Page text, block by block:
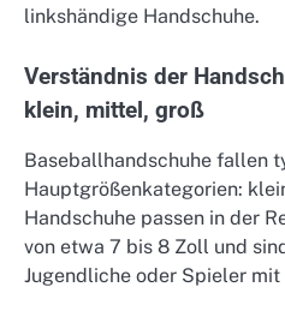
linkshändige Handschuhe.
Verständnis der
klein, mittel, groß
Baseballhandschuhe fallen
Hauptgrößenkategorien:
Handschuhe passen in der
von etwa 7 bis 8 Zoll und
Jugendliche oder Spieler